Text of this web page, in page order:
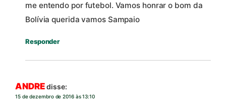
me entendo por futebol. Vamos honrar o bom da
Bolívia querida vamos Sampaio
Responder
ANDRE disse:
15 de dezembro de 2016 às 13:10